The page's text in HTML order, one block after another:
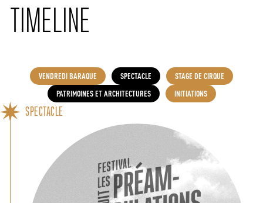
TIMELINE
VENDREDI BARAQUE SPECTACLE
STAGE DE CIRQUE
PATRIMOINES ET ARCHITECTURES
INITIATIONS
SPECTACLE